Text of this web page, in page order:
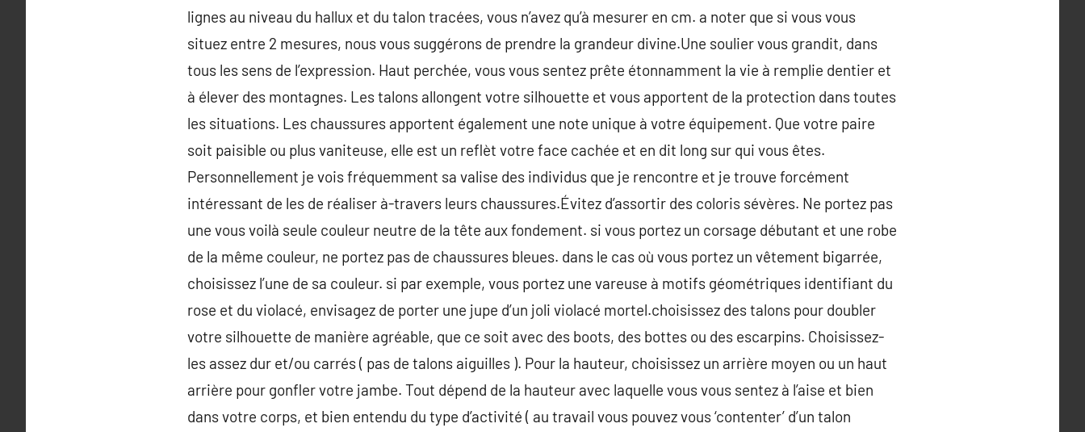
lignes au niveau du hallux et du talon tracées, vous n’avez qu’à mesurer en cm. a noter que si vous vous
situez entre 2 mesures, nous vous suggérons de prendre la grandeur divine.Une soulier vous grandit, dans
tous les sens de l’expression. Haut perchée, vous vous sentez prête étonnamment la vie à remplie dentier et
à élever des montagnes. Les talons allongent votre silhouette et vous apportent de la protection dans toutes
les situations. Les chaussures apportent également une note unique à votre équipement. Que votre paire
soit paisible ou plus vaniteuse, elle est un reflèt votre face cachée et en dit long sur qui vous êtes.
Personnellement je vois fréquemment sa valise des individus que je rencontre et je trouve forcément
intéressant de les de réaliser à-travers leurs chaussures.Évitez d’assortir des coloris sévères. Ne portez pas
une vous voilà seule couleur neutre de la tête aux fondement. si vous portez un corsage débutant et une robe
de la même couleur, ne portez pas de chaussures bleues. dans le cas où vous portez un vêtement bigarrée,
choisissez l’une de sa couleur. si par exemple, vous portez une vareuse à motifs géométriques identifiant du
rose et du violacé, envisagez de porter une jupe d’un joli violacé mortel.choisissez des talons pour doubler
votre silhouette de manière agréable, que ce soit avec des boots, des bottes ou des escarpins. Choisissez-
les assez dur et/ou carrés ( pas de talons aiguilles ). Pour la hauteur, choisissez un arrière moyen ou un haut
arrière pour gonfler votre jambe. Tout dépend de la hauteur avec laquelle vous vous sentez à l’aise et bien
dans votre corps, et bien entendu du type d’activité ( au travail vous pouvez vous ‘contenter’ d’un talon